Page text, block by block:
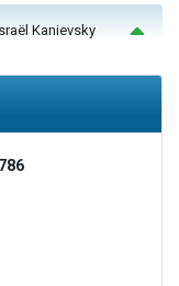
Kanievsky